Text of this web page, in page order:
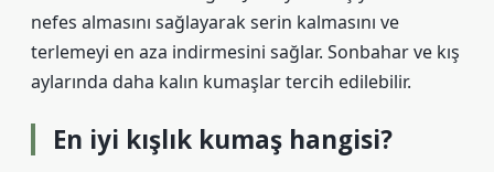
nefes almasını sağlayarak serin kalmasını ve
terlemeyi en aza indirmesini sağlar. Sonbahar ve kış
aylarında daha kalın kumaşlar tercih edilebilir.
En iyi kışlık kumaş hangisi?